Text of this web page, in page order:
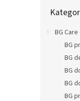
kategorie
BG
BG
BG
BG
BG
BG